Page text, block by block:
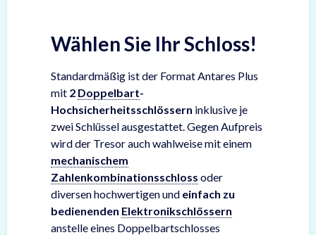
Wählen Sie Ihr Schloss!
Standardmäßig ist der Format Antares Plus
mit 2 Doppelbart-
Hochsicherheitsschlössern inklusive je
zwei Schlüssel ausgestattet. Gegen Aufpreis
wird der Tresor auch wahlweise mit einem
mechanischem
Zahlenkombinationsschloss oder
diversen hochwertigen und einfach zu
bedienenden Elektronikschlössern
anstelle eines Doppelbartschlosses